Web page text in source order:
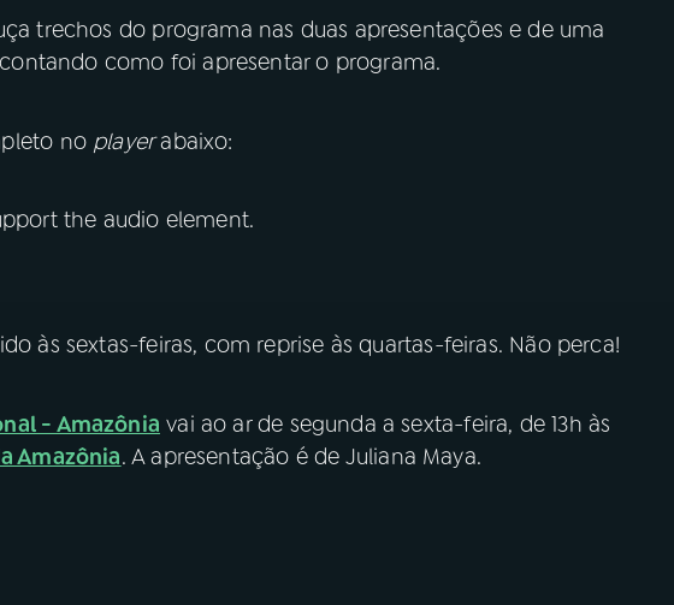
trechos do programa nas duas apresentações e de uma
como foi apresentar o programa.
no playerabaixo:
the audio element.
às sextas-feiras, com reprise às quartas-feiras. Não perca!
- Amazônia vai ao ar de segunda a sexta-feira, de 13h às
Amazônia. A apresentação é de Juliana Maya.